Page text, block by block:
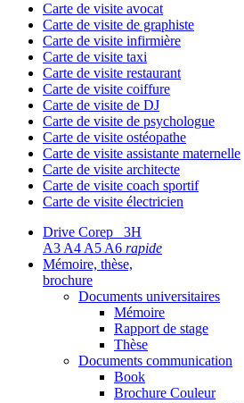
Carte de visite avocat
Carte de visite de graphiste
Carte de visite infirmière
Carte de visite taxi
Carte de visite restaurant
Carte de visite coiffure
Carte de visite de DJ
Carte de visite de psychologue
Carte de visite ostéopathe
Carte de visite assistante maternelle
Carte de visite architecte
Carte de visite coach sportif
Carte de visite électricien
Drive Corep 3H
A3 A4 A5 A6 rapide
Mémoire, thèse,
brochure
Documents universitaires
Mémoire
Rapport de stage
Thèse
Documents communication
Book
Brochure Couleur